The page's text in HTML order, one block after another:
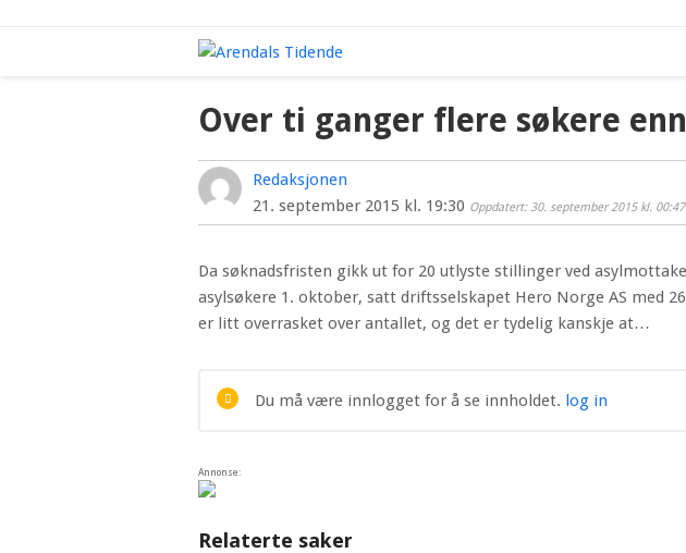
Over ti ganger flere søkere
Redaksjonen
21. september 2015 kl. 19:30 Oppdatert: 30. september 2015 kl. 00:47
Da søknadsfristen gikk ut for 20 utlyste stillinger ved
asylsøkere 1. oktober, satt driftsselskapet Hero Norge AS med
er litt overrasket over antallet, og det er tydelig kanskje at…
Du må være innlogget for å se innholdet. log in
Annonse:
Relaterte saker